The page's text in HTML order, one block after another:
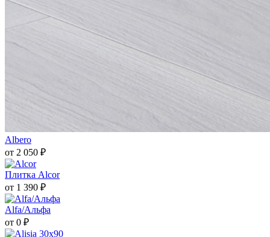
Albero
от 2 050 ₽
Плитка Alcor
от 1 390 ₽
Alfa/Альфа
от 0 ₽